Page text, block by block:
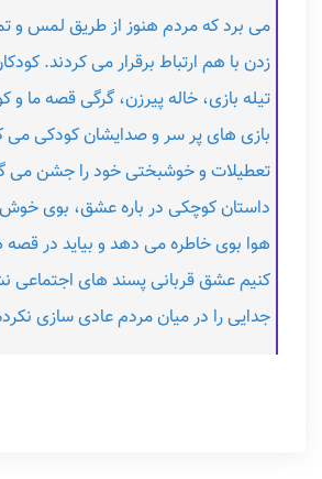
می برد که مردم هنوز از طریق لمس و
زدن با هم ارتباط برقرار می کردند.
تیله بازی، خاله پیرزن، گرگی قصه ما
بازی های پر سر و صدایشان کودکی می
تعطیلات و خوشبختی خود را جشن می
داستان کوچکی در باره عشق، بوی
هوا بوی خاطره می دهد و بیاید در قصه
کنیم عشق قربانی پسند های اجتماعی
جدایی را در میان مردم عادی سازی